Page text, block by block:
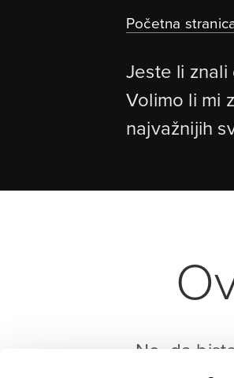
Početna
Jeste li znali
Volimo li mi
najvažnijih
No, da